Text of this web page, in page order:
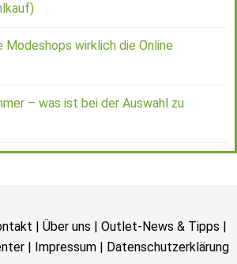
wirklich die Online
– was ist bei der Auswahl zu
| Über uns | Outlet-News & Tipps |
| Impressum| Datenschutzerklärung